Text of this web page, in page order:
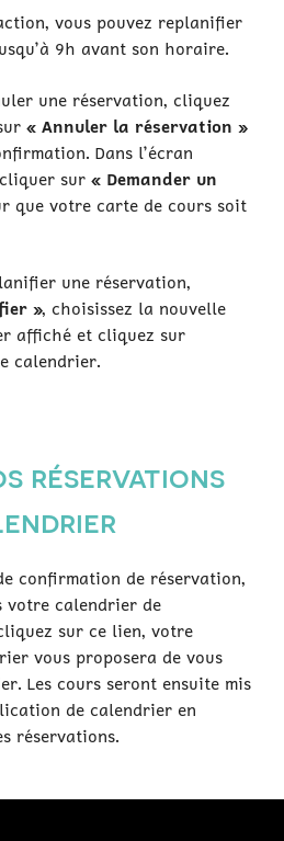
vous pouvez replanifier
9h avant son horaire.
une réservation, cliquez
« Annuler la réservation »
Dans l’écran
sur « Demander un
que votre carte de cours soit
une réservation,
», choisissez la nouvelle
affiché et cliquez sur
calendrier.
réservations
confirmation de réservation,
votre calendrier de
sur ce lien, votre
vous proposera de vous
Les cours seront ensuite mis
de calendrier en
réservations.